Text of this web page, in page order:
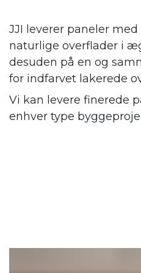
JJI leverer paneler
naturlige overflader i
desuden på en og
for indfarvet lakerede
Vi kan levere finerede
enhver type